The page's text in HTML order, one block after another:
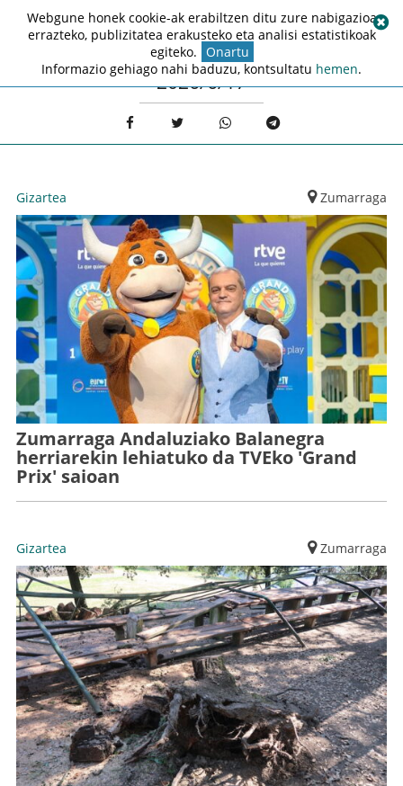
2026/6/17
Gizartea Zumarraga
Zumarraga Andaluziako Balanegra
herriarekin lehiatuko da TVEko 'Grand
Prix' saioan
Gizartea Zumarraga
Webgune honek cookie-ak erabiltzen ditu zure nabigazioa
errazteko, publizitatea erakusteko eta analisi estatistikoak
egiteko. Onartu
Informazio gehiago nahi baduzu, kontsultatu hemen.